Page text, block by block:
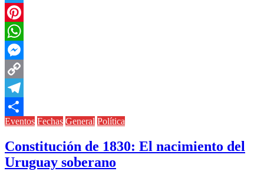
Twitter
Pinterest
WhatsApp
Messenger
Copy
Link
Telegram
Compartir
Eventos Fechas General Política
Constitución de 1830: El nacimiento del
Uruguay soberano